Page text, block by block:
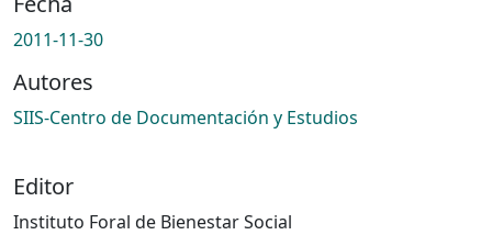
2011-11-30
Autores
SIIS-Centro de Documentación y Estudios
Editor
Instituto Foral de Bienestar Social